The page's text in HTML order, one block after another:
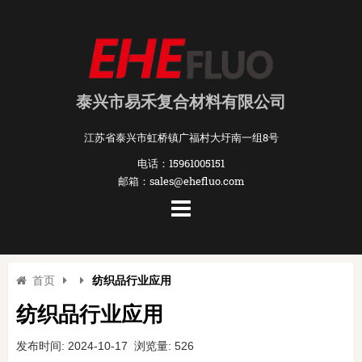
泰兴市易禾复合材料有限公司
江苏省泰兴市虹桥镇广福村大圩南一组8号
电话：15961005151
邮箱：sales@ehefluo.com
首页 纺织品行业应用
纺织品行业应用
发布时间: 2024-10-17 浏览量: 526